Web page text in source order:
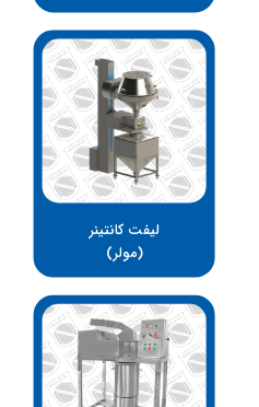
لیفت کانتینر
(مولر)